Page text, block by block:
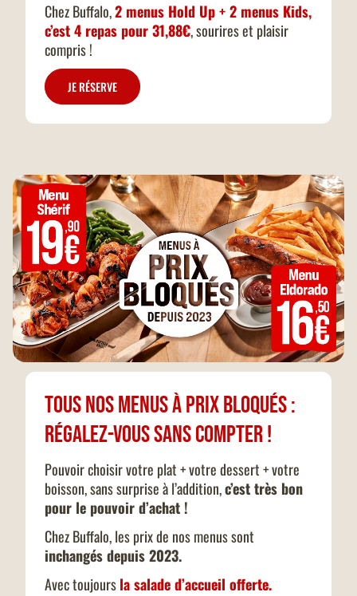
Chez Buffalo,2 menus Hold Up + 2 menus Kids,
c’est 4 repas pour 31,88€, sourires et plaisir
compris !
JE RÉSERVE
Tous nos menus à prix bloqués :
Régalez-vous sans compter !
Pouvoir choisir votre plat + votre dessert + votre
boisson, sans surprise à l’addition,c’est très bon
pour le pouvoir d’achat !
Chez Buffalo, les prix de nos menus sont
inchangés depuis 2023.
Avec toujoursla salade d’accueil offerte.